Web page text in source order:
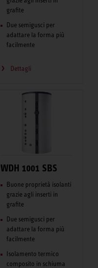
grafite
Due semigusci per
adattare la forma più
facilmente
Dettagli
WDH 1001 SBS
Buone proprietà isolanti
grazie agli inserti in
grafite
Due semigusci per
adattare la forma più
facilmente
Isolamento termico
composito in schiuma